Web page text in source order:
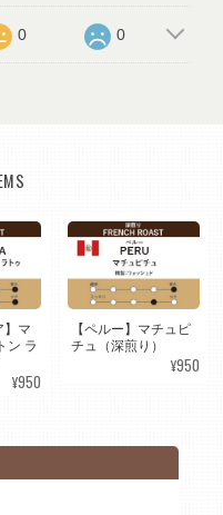
0 0
】マ
ン ラ
¥950
【ペルー】マチュピ
チュ（深煎り）
¥950